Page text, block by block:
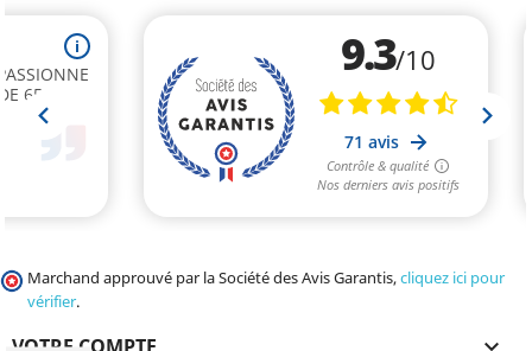
Marchand approuvé par la Société des Avis Garantis,cliquez ici pour
vérifier.